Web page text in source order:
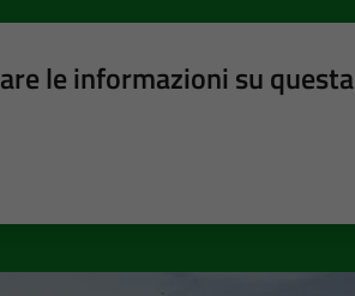
le informazioni su questa